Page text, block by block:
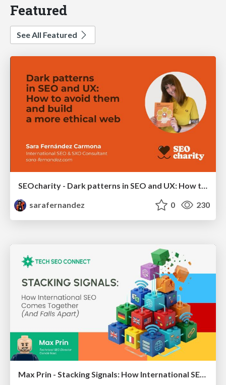
Featured
See All Featured
SEOcharity - Dark patterns in SEO and UX: How to avoid them and build a more ethical web
sarafernandez
0 230
Max Prin - Stacking Signals: How International SEO Comes Together (And Falls Apart)